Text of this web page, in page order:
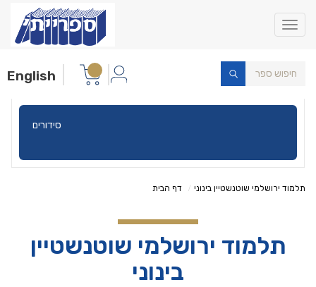
Toggle
navigation
English
הלכה
דף הבית תלמוד ירושלמי שוטנשטיין בינוני
תלמוד ירושלמי שוטנשטיין
בינוני